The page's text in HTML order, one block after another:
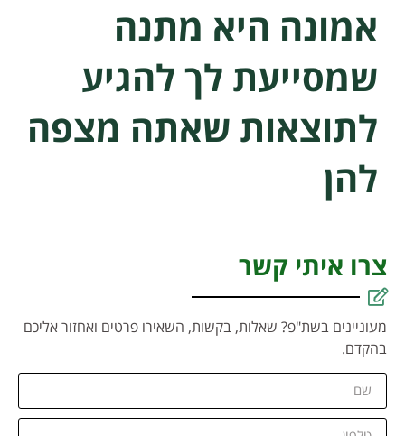
אמונה היא מתנה
שמסייעת לך להגיע
לתוצאות שאתה מצפה
להן
צרו איתי קשר
מעוניינים בשת"פ? שאלות, בקשות, השאירו פרטים ואחזור אליכם
בהקדם.